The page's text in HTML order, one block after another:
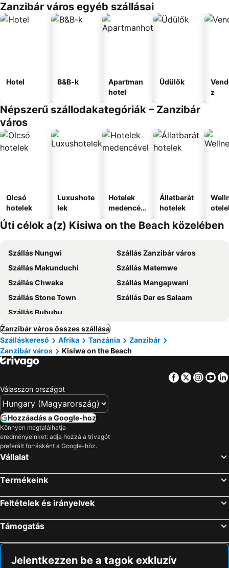
Zanzibár város egyéb szállásai
Hotel B&B-k
Apartman
hotel
Üdülők
z
Népszerű szállodakategóriák – Zanzibár
város
Olcsó
hotelek
Luxushote
lek
Hotelek
medencév
Állatbarát
hotelek
Úti célok a(z) Kisiwa on the Beach közelében
Szállás Nungwi
Szállás Zanzibár város
Szállás Makunduchi
Szállás Matemwe
Szállás Chwaka
Szállás Mangapwani
Szállás Stone Town
Szállás Dar es Salaam
Szállás Bububu
Zanzibár város összes szállása
Szálláskereső
Afrika Tanzánia
Zanzibár
Zanzibár város
Kisiwa on the Beach
Facebook
Twitter
Válasszon országot
Hozzáadás a Google-hoz
Könnyen megtalálhatja
eredményeinket: adja hozzá a trivagót
preferált forrásként a Google-höz.
Vállalat
Termékeink
Feltételek és irányelvek
Támogatás
Jelentkezzen be a tagok exkluzív